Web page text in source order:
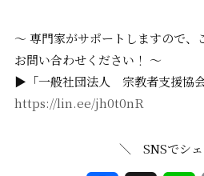
〜 専門家がサポートしますので、
お問い合わせください！ 〜
▶「一般社団法人 宗教者支援協
https://lin.ee/jh0t0nR
＼ SNSでシ